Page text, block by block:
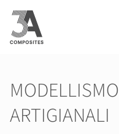
il
termine
di
ARTIGIANALI